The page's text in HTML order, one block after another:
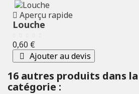
Aperçu rapide
Louche
Prix
0,60 €
Ajouter au devis
16 autres produits dans
catégorie :